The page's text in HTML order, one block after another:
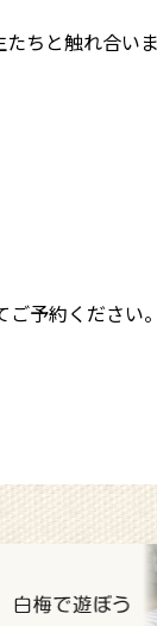
ちと触れ合いま
予約ください。